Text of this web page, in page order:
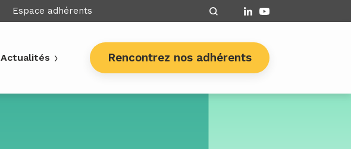
Espace adhérents
Actualités Rencontrez nos adhérents